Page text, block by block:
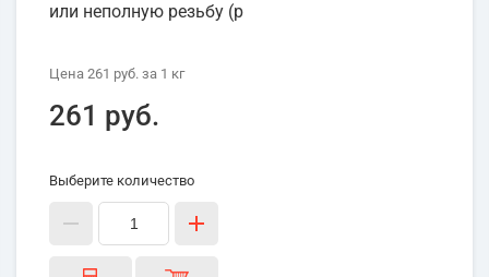
или неполную резьбу (р
Цена 261 руб. за 1 кг
261 руб.
Выберите количество